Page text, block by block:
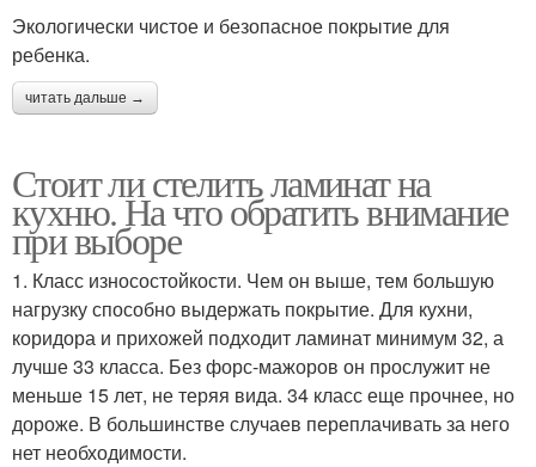
Экологически чистое и безопасное покрытие для
ребенка.
читать дальше →
Стоит ли стелить ламинат на
кухню. На что обратить внимание
при выборе
1. Класс износостойкости. Чем он выше, тем большую
нагрузку способно выдержать покрытие. Для кухни,
коридора и прихожей подходит ламинат минимум 32, а
лучше 33 класса. Без форс-мажоров он прослужит не
меньше 15 лет, не теряя вида. 34 класс еще прочнее, но
дороже. В большинстве случаев переплачивать за него
нет необходимости.